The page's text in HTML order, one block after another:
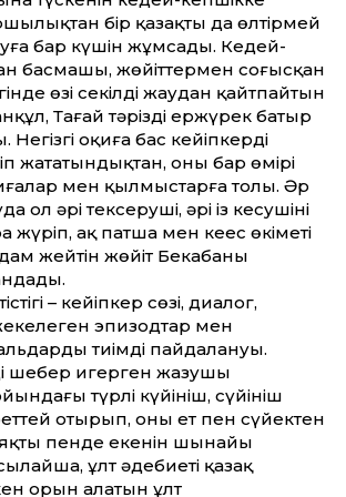
бір қазақты да өлтірмей
бар күшін жұмсады. Кедей-
басмашы, жөйіттермен соғысқан
өзі секілді жаудан қайтпайтын
Тағай тәрізді ержүрек батыр
оқиға бас кейіпкердің
жататындықтан, оның бар өмірі
мен қылмыстарға толы. Әр
әрі тексеруші, әрі із кесушінің
жүріп, ақ патша мен кеңес өкіметі
жейтін жөйіт Бекабаның
– кейіпкер сөзі, диалог,
эпизодтар мен
тиімді пайдалануы.
шебер игерген жазушы
түрлі күйініш, сүйініш
отырып, оның ет пен сүйектен
пенде екенін шынайы
ұлт әдебиеті қазақ
орын алатын ұлт